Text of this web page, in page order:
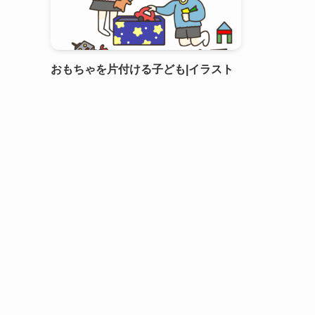
おもちゃを片付ける子ども|イラスト